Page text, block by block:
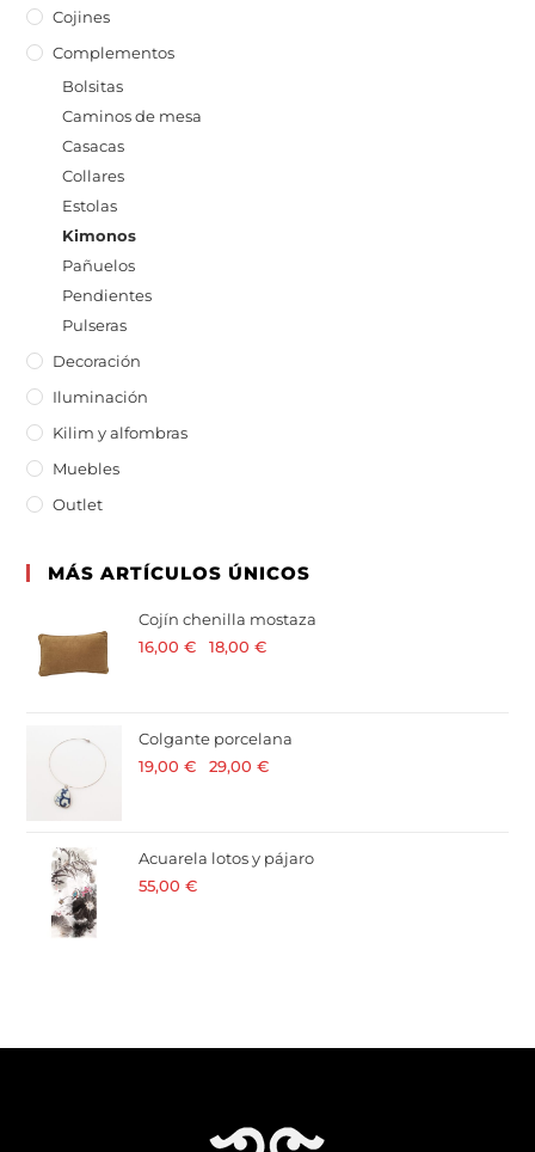
Cojines
Complementos
Bolsitas
Caminos de mesa
Casacas
Collares
Estolas
Kimonos
Pañuelos
Pendientes
Pulseras
Decoración
Iluminación
Kilim y alfombras
Muebles
Outlet
MÁS ARTÍCULOS ÚNICOS
Cojín chenilla mostaza
16,00€ 18,00€
Colgante porcelana
19,00€ 29,00€
Acuarela lotos y pájaro
55,00€